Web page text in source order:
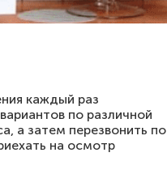
каждый раз
по различной
а затем перезвонить по
на осмотр